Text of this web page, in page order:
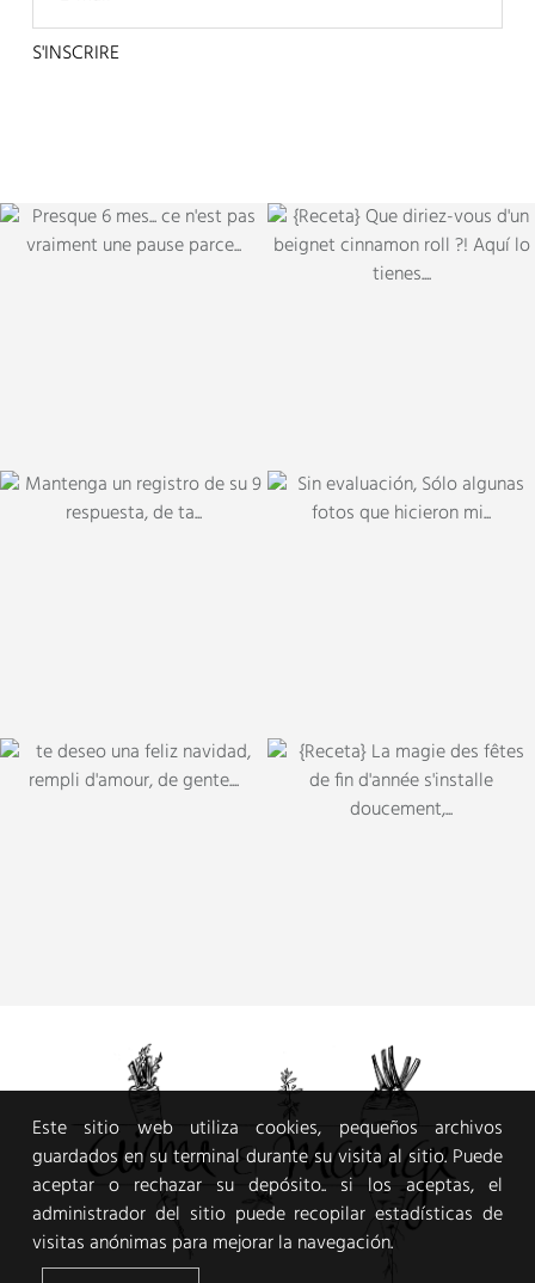
Este sitio web utiliza cookies, pequeños archivos
guardados en su terminal durante su visita al sitio. Puede
aceptar o rechazar su depósito.. si los aceptas, el
administrador del sitio puede recopilar estadísticas de
visitas anónimas para mejorar la navegación.